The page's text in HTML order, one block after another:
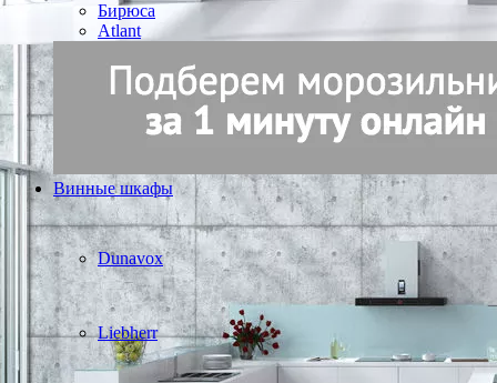
Бирюса
Atlant
Винные шкафы
Dunavox
Liebherr